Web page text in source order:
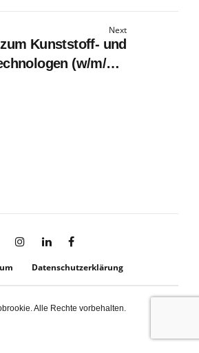
Next
Kunststoff- und
(w/m/d) -
Datenschutzerklärung
Alle Rechte vorbehalten.